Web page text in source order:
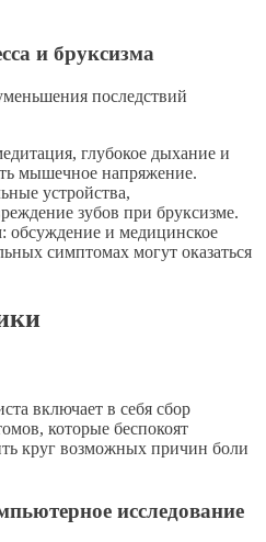
и бруксизма
последствий
глубокое дыхание и
мышечное напряжение.
устройства,
зубов при бруксизме.
обсуждение и медицинское
симптомах могут оказаться
включает в себя сбор
которые беспокоят
круг возможных причин боли
исследование